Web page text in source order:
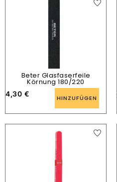
Beter Glasfaserfeile
Körnung 180/220
4,30 € HINZUFÜGEN